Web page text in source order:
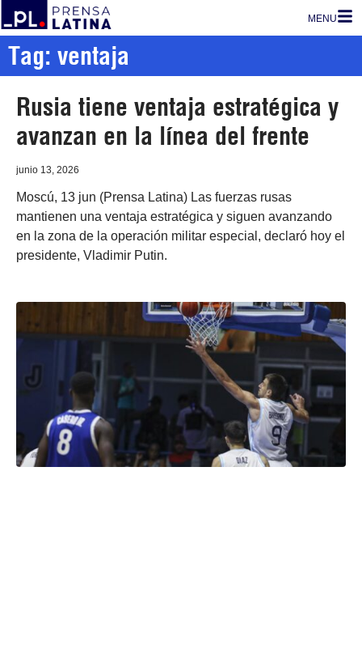
MENU
Tag: ventaja
Rusia tiene ventaja estratégica y
avanzan en la línea del frente
junio 13, 2026
Moscú, 13 jun (Prensa Latina) Las fuerzas rusas
mantienen una ventaja estratégica y siguen avanzando
en la zona de la operación militar especial, declaró hoy el
presidente, Vladimir Putin.